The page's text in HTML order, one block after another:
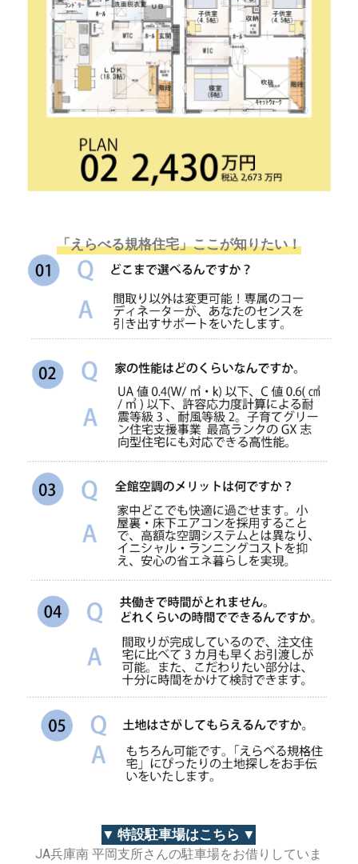
「えらべる規格住宅」ここが知りたい！
▼ 特設駐車場はこちら ▼
JA兵庫南 平岡支所さんの駐車場をお借りしていま